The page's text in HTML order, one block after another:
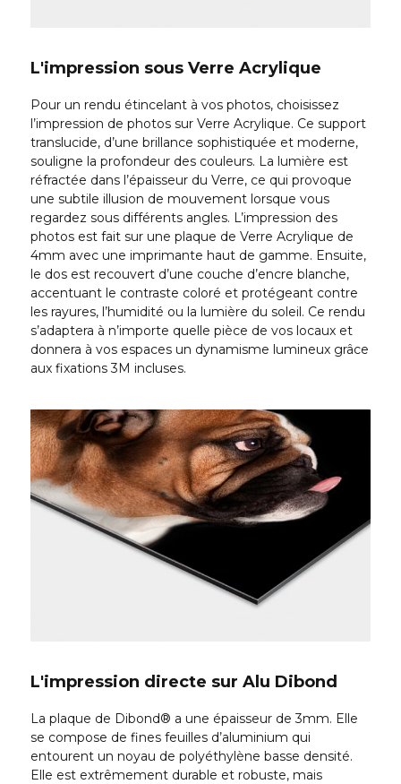
L'impression sous Verre Acrylique
Pour un rendu étincelant à vos photos, choisissez
l’impression de photos sur Verre Acrylique. Ce support
translucide, d’une brillance sophistiquée et moderne,
souligne la profondeur des couleurs. La lumière est
réfractée dans l’épaisseur du Verre, ce qui provoque
une subtile illusion de mouvement lorsque vous
regardez sous différents angles. L’impression des
photos est fait sur une plaque de Verre Acrylique de
4mm avec une imprimante haut de gamme. Ensuite,
le dos est recouvert d’une couche d’encre blanche,
accentuant le contraste coloré et protégeant contre
les rayures, l’humidité ou la lumière du soleil. Ce rendu
s’adaptera à n’importe quelle pièce de vos locaux et
donnera à vos espaces un dynamisme lumineux grâce
aux fixations 3M incluses.
L'impression directe sur Alu Dibond
La plaque de Dibond® a une épaisseur de 3mm. Elle
se compose de fines feuilles d’aluminium qui
entourent un noyau de polyéthylène basse densité.
Elle est extrêmement durable et robuste, mais